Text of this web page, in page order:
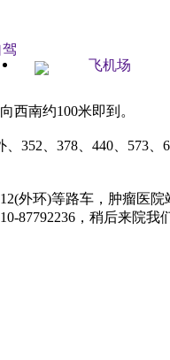
驾
飞机场
西南约100米即到。
352、378、440、573
外环)等路车，肿瘤医院
87792236，稍后来院我